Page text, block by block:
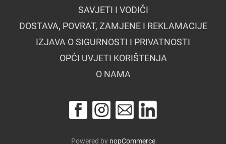
SAVJETI I VODIČI
DOSTAVA, POVRAT, ZAMJENE I REKLAMACIJE
IZJAVA O SIGURNOSTI I PRIVATNOSTI
OPĆI UVJETI KORIŠTENJA
O NAMA
Powered by nopCommerce